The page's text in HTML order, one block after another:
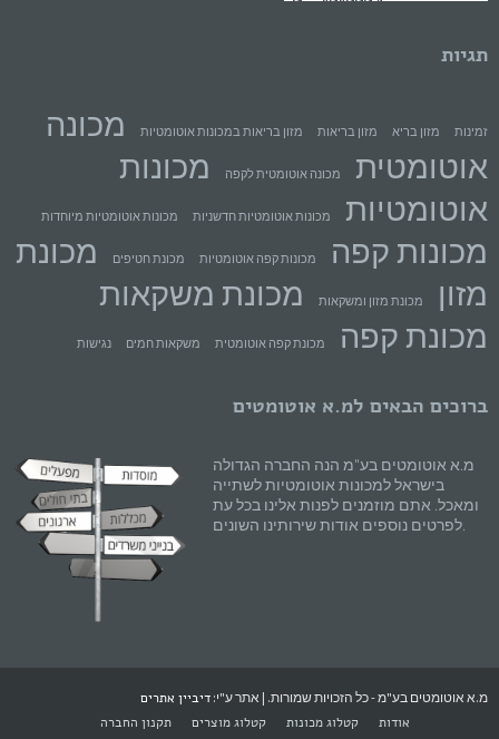
תגיות
זמינות מזון בריא מזון בריאות מזון בריאות במכונות אוטומטיות
מכונה
אוטומטית
מכונה אוטומטית לקפה
מכונות
אוטומטיות
מכונות אוטומטיות חדשניות מכונות אוטומטיות מיוחדות
מכונות קפה מכונות קפה אוטומטיות מכונת חטיפים
מכונת
מזון
מכונת מזון ומשקאות
מכונת משקאות
מכונת קפה
מכונת קפה אוטומטית משקאות חמים נגישות
ברוכים הבאים למ.א אוטומטים
מ.א אוטומטים בע"מ הנה החברה הגדולה
בישראל למכונות אוטומטיות לשתייה
ומאכל. אתם מוזמנים לפנות אלינו בכל עת
מ.א אוטומטים בע"מ - כל הזכויות שמורות. | אתר ע"י: דיביין אתרים
אודות
קטלוג מכונות קטלוג מוצרים תקנון החברה